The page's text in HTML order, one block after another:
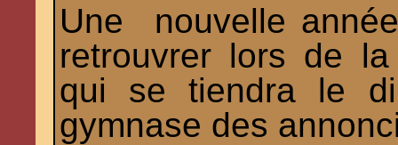
Une nouvelle
retrouvrer lors de
qui se tiendra le
gymnase des